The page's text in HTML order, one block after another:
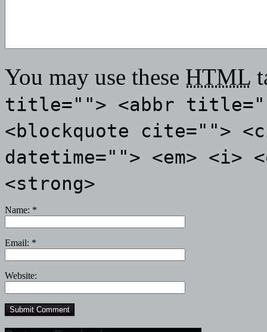
You may use these HTML
title=""> <abbr
<blockquote cite="">
datetime=""> <em> <i>
<strong>
Name: *
Email: *
Website: